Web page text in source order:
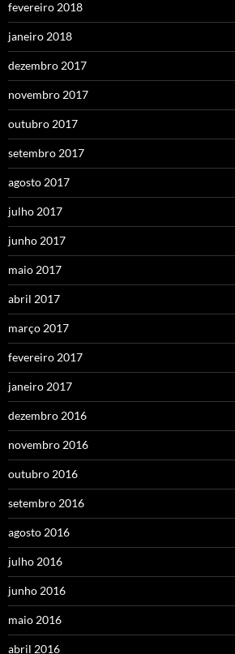
fevereiro 2018
janeiro 2018
dezembro 2017
novembro 2017
outubro 2017
setembro 2017
agosto 2017
julho 2017
junho 2017
maio 2017
abril 2017
março 2017
fevereiro 2017
janeiro 2017
dezembro 2016
novembro 2016
outubro 2016
setembro 2016
agosto 2016
julho 2016
junho 2016
maio 2016
abril 2016